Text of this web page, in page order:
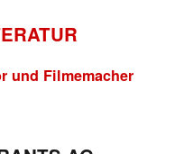
und Filmemacher